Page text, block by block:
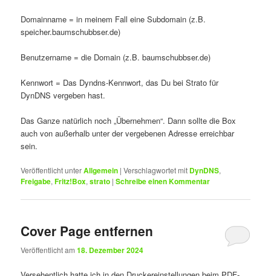
Domainname = in meinem Fall eine Subdomain (z.B.
speicher.baumschubbser.de)
Benutzername = die Domain (z.B. baumschubbser.de)
Kennwort = Das Dyndns-Kennwort, das Du bei Strato für
DynDNS vergeben hast.
Das Ganze natürlich noch „Übernehmen“. Dann sollte die Box
auch von außerhalb unter der vergebenen Adresse erreichbar
sein.
Veröffentlicht unterAllgemein |Verschlagwortet mit DynDNS,
Freigabe,Fritz!Box,strato |Schreibe einen Kommentar
Cover Page entfernen
Veröffentlicht am18. Dezember 2024